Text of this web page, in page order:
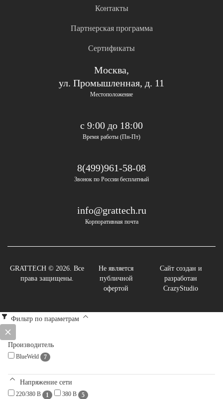
Контакты
Партнерская программа
Сертификаты
Москва,
ул. Промышленная, д. 11
Местоположение
с 9:00 до 18:00
Время работы (Пн-Пт)
8(499)961-58-08
Звонок по России бесплатный
info@grattech.ru
Корпоративная почта
GRATTECH © 2026. Все
права защищены.
Не является
публичной
офертой
Сайт создан и
разработан
CrazyStudio
Фильтр по параметрам
Производитель
BlueWeld 7
Напряжение сети
220/380 В 1 380 В 5